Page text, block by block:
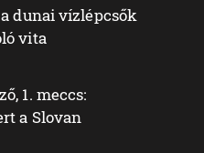
dunai vízlépcsők
vita
1. meccs:
a Slovan